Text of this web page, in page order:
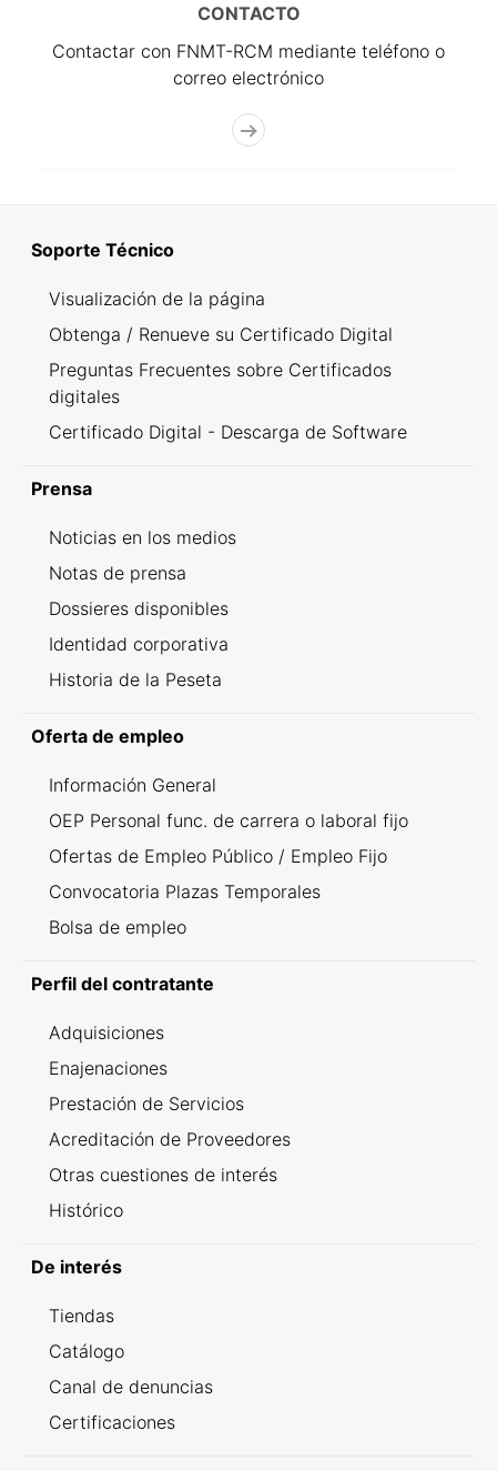
CONTACTO
Contactar con FNMT-RCM mediante teléfono o
correo electrónico
Soporte Técnico
Visualización de la página
Obtenga / Renueve su Certificado Digital
Preguntas Frecuentes sobre Certificados
digitales
Certificado Digital - Descarga de Software
Prensa
Noticias en los medios
Notas de prensa
Dossieres disponibles
Identidad corporativa
Historia de la Peseta
Oferta de empleo
Información General
OEP Personal func. de carrera o laboral fijo
Ofertas de Empleo Público / Empleo Fijo
Convocatoria Plazas Temporales
Bolsa de empleo
Perfil del contratante
Adquisiciones
Enajenaciones
Prestación de Servicios
Acreditación de Proveedores
Otras cuestiones de interés
Histórico
De interés
Tiendas
Catálogo
Canal de denuncias
Certificaciones